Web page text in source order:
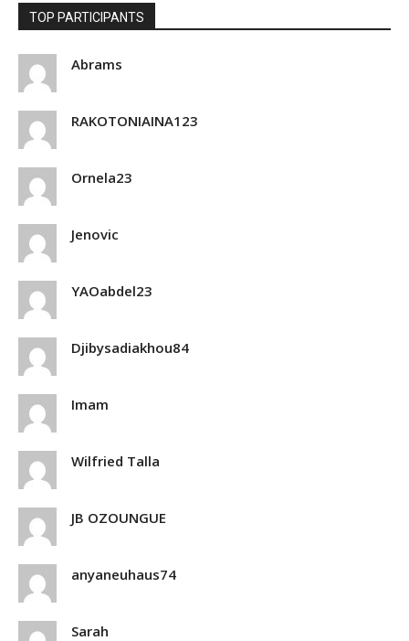
TOP PARTICIPANTS
Abrams
RAKOTONIAINA123
Ornela23
Jenovic
YAOabdel23
Djibysadiakhou84
Imam
Wilfried Talla
JB OZOUNGUE
anyaneuhaus74
Sarah